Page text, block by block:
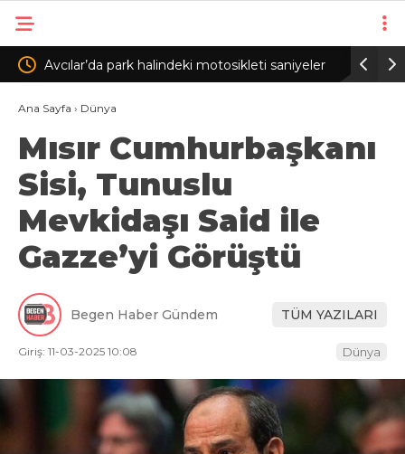
saniyeler Judo kulübündeki 400 sporcudan 126’sı
Ana Sayfa › Dünya
Mısır Cumhurbaşkanı
Sisi, Tunuslu
Mevkidaşı Said ile
Gazze’yi Görüştü
Begen Haber Gündem TÜM YAZILARI
Giriş: 11-03-2025 10:08 Dünya